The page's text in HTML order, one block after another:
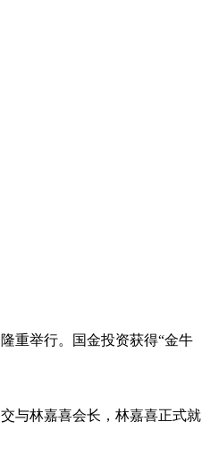
重举行。国金投资获得“金牛
与林嘉喜会长，林嘉喜正式就